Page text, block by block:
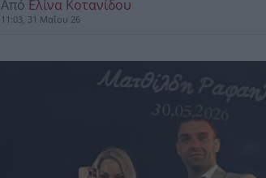
Από Ελίνα Κοτανίδου
11:03, 31 Μαΐου 26